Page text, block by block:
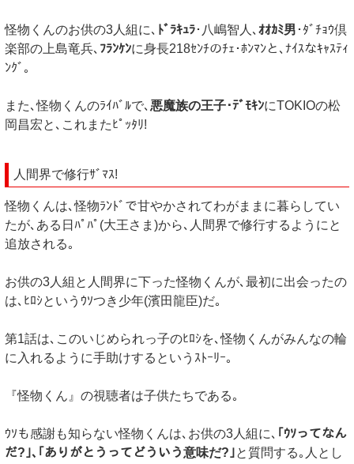
怪物くんのお供の3人組に､ ﾄﾞﾗｷｭﾗ･八嶋智人､ ｵｵｶﾐ男 ･ﾀﾞﾁｮｳ倶
楽部の上島竜兵､ ﾌﾗﾝｹﾝに身長218ｾﾝﾁのﾁｪ･ﾎﾝﾏﾝと､ﾅｲｽなｷｬｽﾃｨ
ﾝｸﾞ｡
また､怪物くんのﾗｲﾊﾞﾙで､ 悪魔族の王子･ﾃﾞﾓｷﾝにTOKIOの松
岡昌宏と､これまたﾋﾟｯﾀﾘ!
人間界で修行ｻﾞﾏｽ!
怪物くんは､怪物ﾗﾝﾄﾞで甘やかされてわがままに暮らしてい
たが､ある日ﾊﾟﾊﾟ(大王さま)から､人間界で修行するようにと
追放される｡
お供の3人組と人間界に下った怪物くんが､最初に出会ったの
は､ﾋﾛｼというｳｿつき少年(濱田龍臣)だ｡
第1話は､このいじめられっ子のﾋﾛｼを､怪物くんがみんなの輪
に入れるように手助けするというｽﾄｰﾘｰ｡
『怪物くん』の視聴者は子供たちである｡
ｳｿも感謝も知らない怪物くんは､お供の3人組に､ ｢ｳｿってなん
だ?｣､｢ありがとうってどういう意味だ?｣と質問する｡人とし